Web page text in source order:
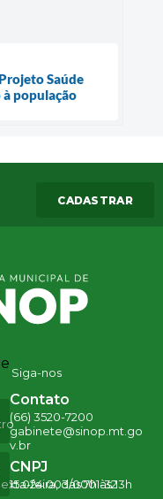
Saúde
à população
CADASTRAR
Siga-nos
Contato
(66) 3520-7200
gabinete@sinop.mt.go
v.br
feira, das 7h às 13h
CNPJ
15.024.003/0001-32